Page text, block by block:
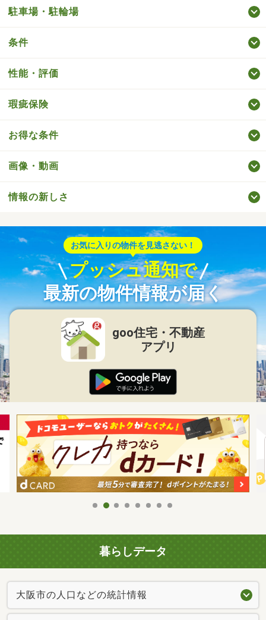
駐車場・駐輪場
条件
性能・評価
瑕疵保険
お得な条件
画像・動画
情報の新しさ
お気に入りの物件を見逃さない！
プッシュ通知で
最新の物件情報が届く
goo住宅・不動産
アプリ
暮らしデータ
大阪市の人口などの統計情報